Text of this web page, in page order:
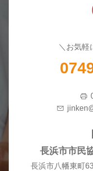
＼お気軽
⻑浜市市⺠
⻑浜市⼋幡東町